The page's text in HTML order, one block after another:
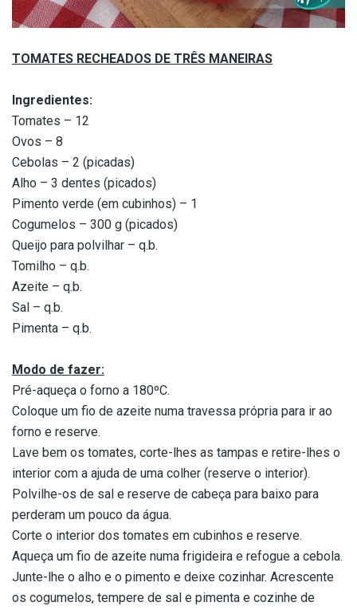
TOMATES RECHEADOS DE TRÊS MANEIRAS
Ingredientes:
Tomates – 12
Ovos – 8
Cebolas – 2 (picadas)
Alho – 3 dentes (picados)
Pimento verde (em cubinhos) – 1
Cogumelos – 300 g (picados)
Queijo para polvilhar – q.b.
Tomilho – q.b.
Azeite – q.b.
Sal – q.b.
Pimenta – q.b.
Modo de fazer:
Pré-aqueça o forno a 180ºC.
Coloque um fio de azeite numa travessa própria para ir ao
forno e reserve.
Lave bem os tomates, corte-lhes as tampas e retire-lhes o
interior com a ajuda de uma colher (reserve o interior).
Polvilhe-os de sal e reserve de cabeça para baixo para
perderam um pouco da água.
Corte o interior dos tomates em cubinhos e reserve.
Aqueça um fio de azeite numa frigideira e refogue a cebola.
Junte-lhe o alho e o pimento e deixe cozinhar. Acrescente
os cogumelos, tempere de sal e pimenta e cozinhe de